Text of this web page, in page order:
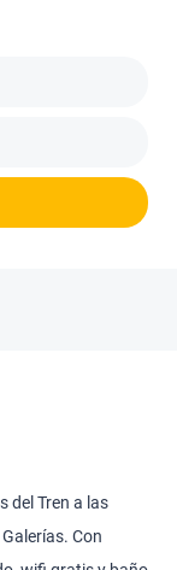
del Tren a las
Con